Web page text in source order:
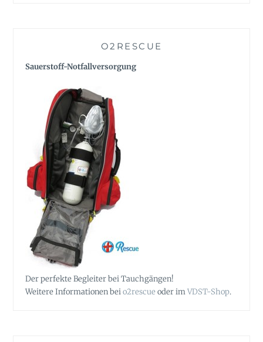
O2RESCUE
Sauerstoff-Notfallversorgung
Der perfekte Begleiter bei Tauchgängen!
Weitere Informationen beio2rescueoder imVDST-Shop.